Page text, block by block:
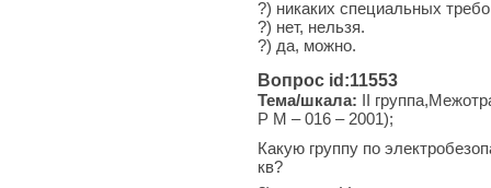
?) никаких специальных
?) нет, нельзя.
?) да, можно.
Вопрос id:11553
Тема/шкала: II
Р М – 016 – 2001);
Какую группу по
кв?